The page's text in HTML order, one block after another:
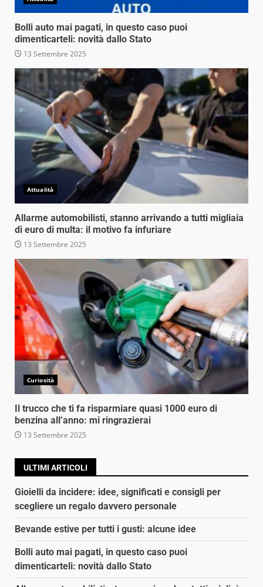
Bolli auto mai pagati, in questo caso puoi
dimenticarteli: novità dallo Stato
13 Settembre 2025
Attualità
Allarme automobilisti, stanno arrivando a tutti migliaia
di euro di multa: il motivo fa infuriare
13 Settembre 2025
Curiosità
Il trucco che ti fa risparmiare quasi 1000 euro di
benzina all’anno: mi ringrazierai
13 Settembre 2025
ULTIMI ARTICOLI
Gioielli da incidere: idee, significati e consigli per
scegliere un regalo davvero personale
Bevande estive per tutti i gusti: alcune idee
Bolli auto mai pagati, in questo caso puoi
dimenticarteli: novità dallo Stato